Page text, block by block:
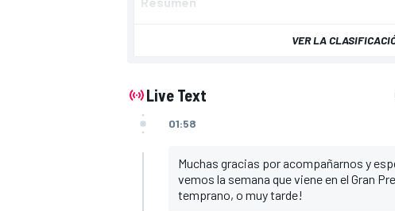
VER LA
Live Text
01:58
Muchas gracias por acompañarnos y
vemos la semana que viene en el Gran
temprano, o muy tarde!